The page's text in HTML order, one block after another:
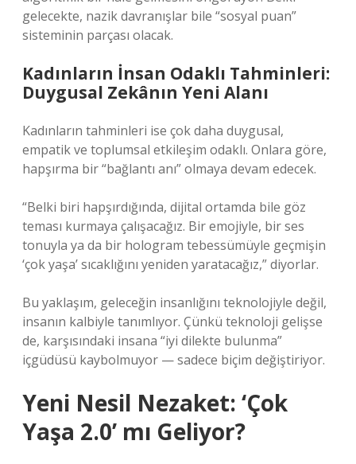
gelecekte, nazik davranışlar bile “sosyal puan”
sisteminin parçası olacak.
Kadınların İnsan Odaklı Tahminleri:
Duygusal Zekânın Yeni Alanı
Kadınların tahminleri ise çok daha duygusal,
empatik ve toplumsal etkileşim odaklı. Onlara göre,
hapşırma bir “bağlantı anı” olmaya devam edecek.
“Belki biri hapşırdığında, dijital ortamda bile göz
teması kurmaya çalışacağız. Bir emojiyle, bir ses
tonuyla ya da bir hologram tebessümüyle geçmişin
‘çok yaşa’ sıcaklığını yeniden yaratacağız,” diyorlar.
Bu yaklaşım, geleceğin insanlığını teknolojiyle değil,
insanın kalbiyle tanımlıyor. Çünkü teknoloji gelişse
de, karşısındaki insana “iyi dilekte bulunma”
içgüdüsü kaybolmuyor — sadece biçim değiştiriyor.
Yeni Nesil Nezaket: ‘Çok
Yaşa 2.0’ mı Geliyor?